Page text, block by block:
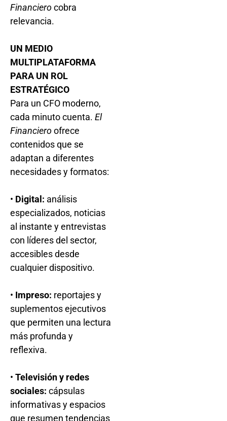
Financierocobra
relevancia.
UN MEDIO
MULTIPLATAFORMA
PARA UN ROL
ESTRATÉGICO
Para un CFO moderno,
cada minuto cuenta. El
Financieroofrece
contenidos que se
adaptan a diferentes
necesidades y formatos:
• Digital: análisis
especializados, noticias
al instante y entrevistas
con líderes del sector,
accesibles desde
cualquier dispositivo.
• Impreso: reportajes y
suplementos ejecutivos
que permiten una lectura
más profunda y
reflexiva.
• Televisión y redes
sociales: cápsulas
informativas y espacios
que resumen tendencias